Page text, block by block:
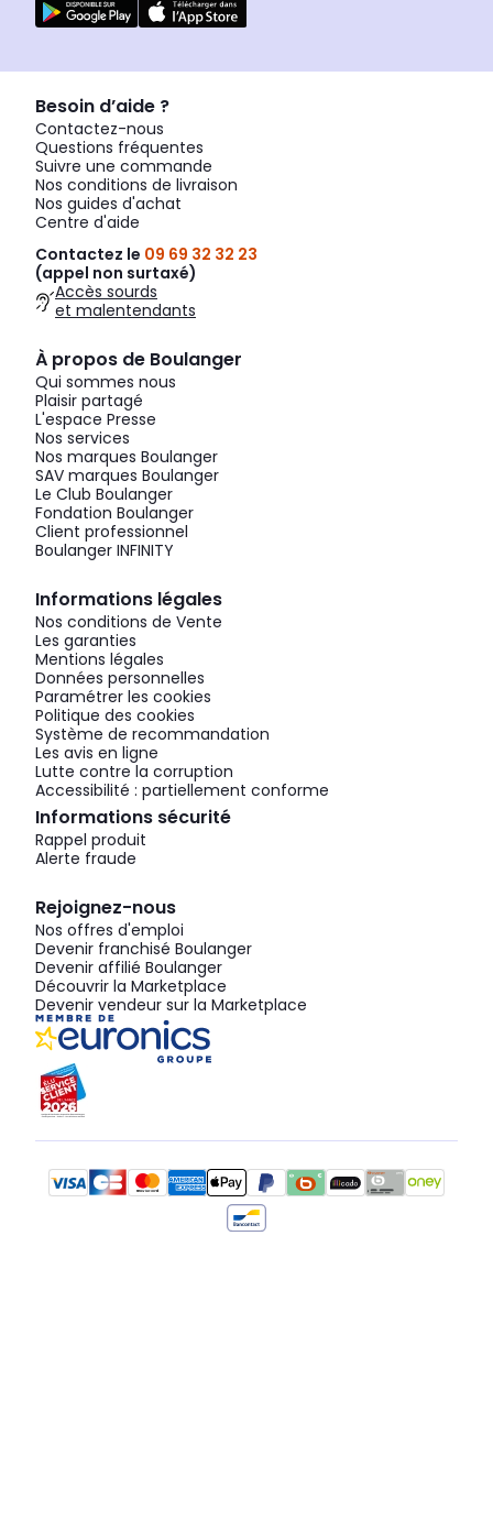
Besoin d’aide ?
Contactez-nous
Questions fréquentes
Suivre une commande
Nos conditions de livraison
Nos guides d'achat
Centre d'aide
Contactez le 09 69 32 32 23
(appel non surtaxé)
Accès sourds
et malentendants
À propos de Boulanger
Qui sommes nous
Plaisir partagé
L'espace Presse
Nos services
Nos marques Boulanger
SAV marques Boulanger
Le Club Boulanger
Fondation Boulanger
Client professionnel
Boulanger INFINITY
Informations légales
Nos conditions de Vente
Les garanties
Mentions légales
Données personnelles
Paramétrer les cookies
Politique des cookies
Système de recommandation
Les avis en ligne
Lutte contre la corruption
Accessibilité : partiellement conforme
Informations sécurité
Rappel produit
Alerte fraude
Rejoignez-nous
Nos offres d'emploi
Devenir franchisé Boulanger
Devenir affilié Boulanger
Découvrir la Marketplace
Devenir vendeur sur la Marketplace